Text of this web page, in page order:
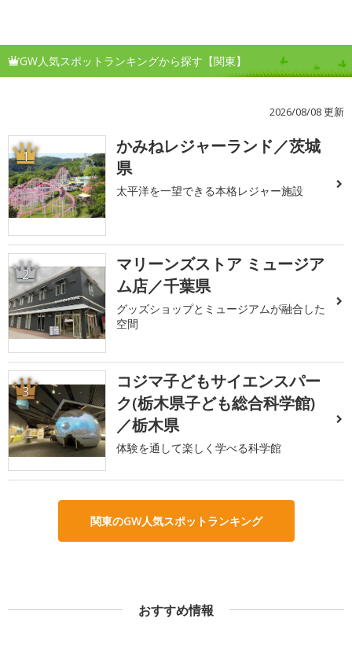
GW人気スポットランキングから探す【関東】
2026/08/08 更新
1
かみねレジャーランド／茨城
県
太平洋を一望できる本格レジャー施設
2
マリーンズストア ミュージア
ム店／千葉県
グッズショップとミュージアムが融合した
空間
3
コジマ子どもサイエンスパー
ク(栃木県子ども総合科学館)
／栃木県
体験を通して楽しく学べる科学館
関東のGW人気スポットランキング
おすすめ情報